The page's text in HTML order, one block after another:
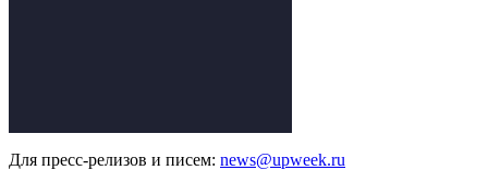
Для пресс-релизов и писем: news@upweek.ru